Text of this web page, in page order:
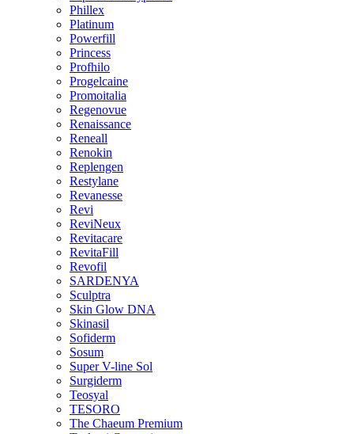
Phillex
Platinum
Powerfill
Princess
Profhilo
Progelcaine
Promoitalia
Regenovue
Renaissance
Reneall
Renokin
Replengen
Restylane
Revanesse
Revi
ReviNeux
Revitacare
RevitaFill
Revofil
SARDENYA
Sculptra
Skin Glow DNA
Skinasil
Sofiderm
Sosum
Super V-line Sol
Surgiderm
Teosyal
TESORO
The Chaeum Premium